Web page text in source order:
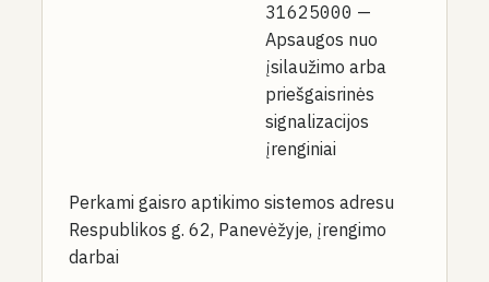
31625000 —
Apsaugos nuo
įsilaužimo arba
priešgaisrinės
signalizacijos
įrenginiai
Perkami gaisro aptikimo sistemos adresu
Respublikos g. 62, Panevėžyje, įrengimo
darbai